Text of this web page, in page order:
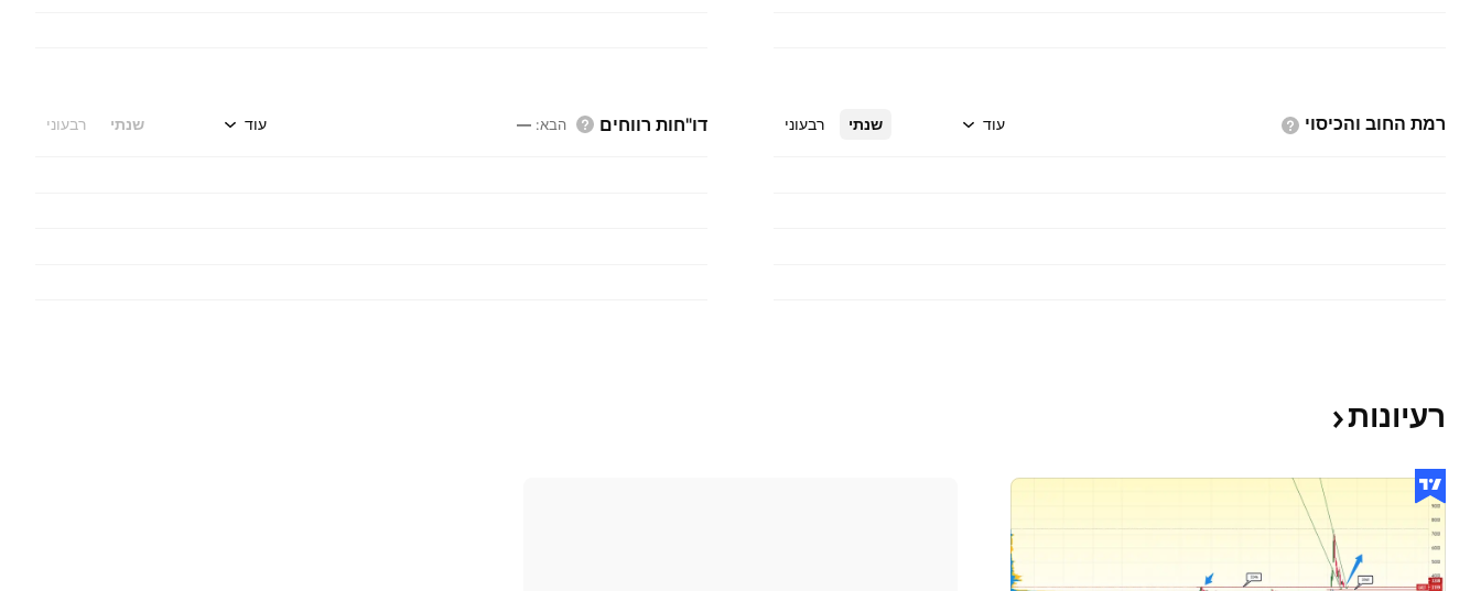
רמת החוב והכיסוי שנתי רבעוני עוד דו"חות רווחים הבא:
— שנתי רבעוני עוד
רעיונות